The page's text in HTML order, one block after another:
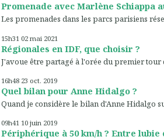
Promenade avec Marlène Schiappa
Les promenades dans les parcs parisiens
15h31 02 mai 2021
Régionales en IDF, que choisir ?
J'avoue être partagé à l'orée du premier tour
16h48 23 oct. 2019
Quel bilan pour Anne Hidalgo ?
Quand je considère le bilan d'Anne Hidalgo
09h41 10 juin 2019
Périphérique à 50 km/h ? Entre lubie